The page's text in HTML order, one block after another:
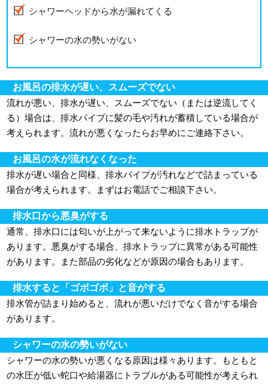
シャワーヘッドから水が漏れてくる
シャワーの水の勢いがない
お風呂の排水が遅い、スムーズでない
流れが悪い、排水が遅い、スムーズでない（または逆流してく
る）場合は、排水パイプに髪の毛や汚れが蓄積している場合が
考えられます。流れが悪くなったらお早めにご連絡下さい。
お風呂の水が流れなくなった
排水が遅い場合と同様、排水パイプが汚れなどで詰まっている
場合が考えられます。まずはお電話でご相談下さい。
排水口から悪臭がする
通常、排水口には匂いが上がって来ないように排水トラップが
あります。悪臭がする場合、排水トラップに異常がある可能性
があります。また部品の劣化などが原因の場合もあります。
排水すると「ゴボゴボ」と音がする
排水管が詰まり始めると、流れが悪いだけでなく音がする場合
があります。
シャワーの水の勢いがない
シャワーの水の勢いが悪くなる原因は様々あります。もともと
の水圧が低い蛇口や給湯器にトラブルがある可能性が考えられ